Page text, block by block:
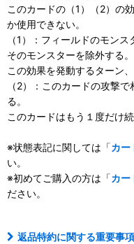
このカードの（1）（2）の
か使用できない。
（1）：フィールドのモン
そのモンスターを除外する。
この効果を発動するターン
（2）：このカードの攻撃
る。
このカードはもう１度だけ
※状態表記に関しては「カー
い。
※初めてご購入の方は「カー
ださい。
返品特約に関する重要事項